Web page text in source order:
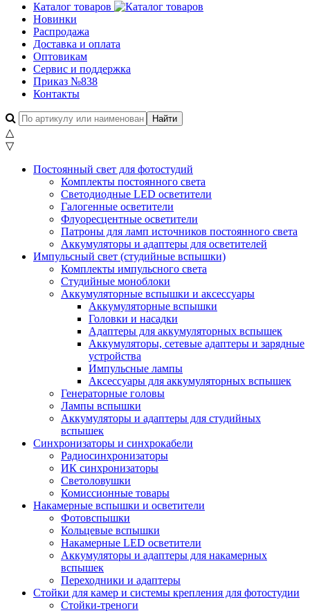
Каталог товаров
Новинки
Распродажа
Доставка и оплата
Оптовикам
Сервис и поддержка
Приказ №838
Контакты
△
▽
Постоянный свет для фотостудий
Комплекты постоянного света
Светодиодные LED осветители
Галогенные осветители
Флуоресцентные осветители
Патроны для ламп источников постоянного света
Аккумуляторы и адаптеры для осветителей
Импульсный свет (студийные вспышки)
Комплекты импульсного света
Студийные моноблоки
Аккумуляторные вспышки и аксессуары
Аккумуляторные вспышки
Головки и насадки
Адаптеры для аккумуляторных вспышек
Аккумуляторы, сетевые адаптеры и зарядные
устройства
Импульсные лампы
Аксессуары для аккумуляторных вспышек
Генераторные головы
Лампы вспышки
Аккумуляторы и адаптеры для студийных
вспышек
Синхронизаторы и синхрокабели
Радиосинхронизаторы
ИК синхронизаторы
Светоловушки
Комиссионные товары
Накамерные вспышки и осветители
Фотовспышки
Кольцевые вспышки
Накамерные LED осветители
Аккумуляторы и адаптеры для накамерных
вспышек
Переходники и адаптеры
Стойки для камер и системы крепления для фотостудии
Стойки-треноги